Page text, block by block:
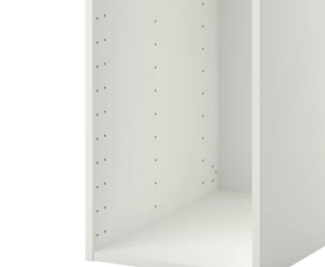
Image zoomed out, normal view